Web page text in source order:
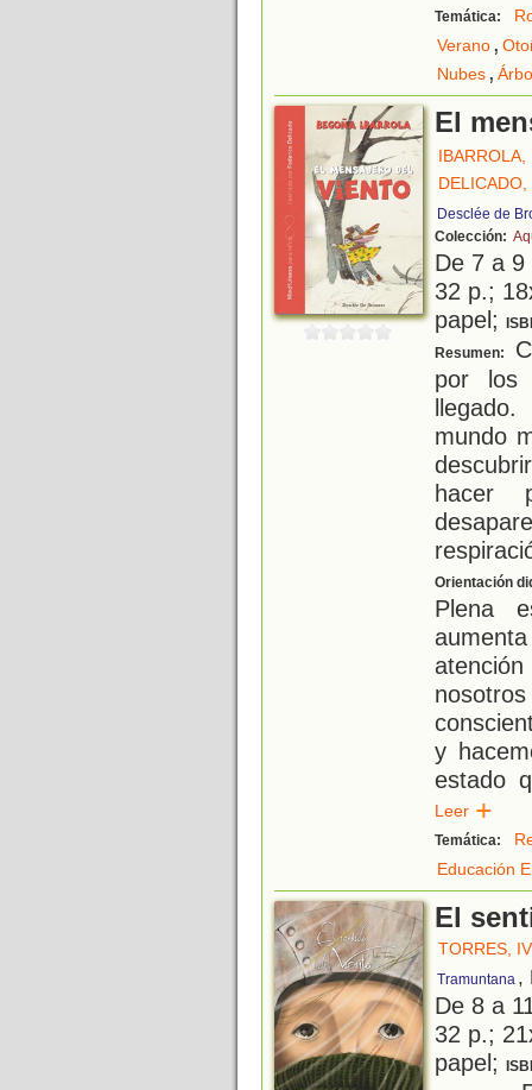
Temática:
Verano,
Nubes,
El
IBARROLA,
Desclée de
Colección:
De 7 a
32 p.;
papel;
Resumen:
por los
mundo
hacer
Orientación
Plena
y
estado
Leer
Temática:
Educación
El
TORRES,
Tramuntana ,
De 8 a
32 p.;
papel;